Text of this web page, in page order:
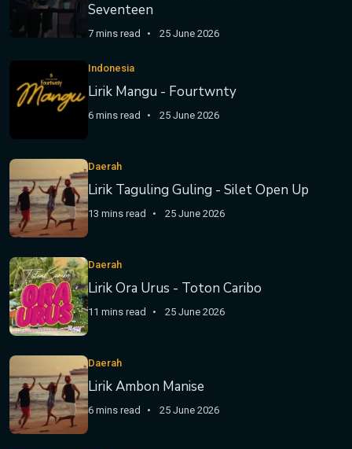
Seventeen
7 mins read 25 June 2026
Indonesia
Lirik Mangu - Fourtwnty
6 mins read 25 June 2026
Daerah
Lirik Taguling Guling - Silet Open Up
13 mins read 25 June 2026
Daerah
Lirik Ora Urus - Toton Caribo
11 mins read 25 June 2026
Daerah
Lirik Ambon Manise
6 mins read 25 June 2026